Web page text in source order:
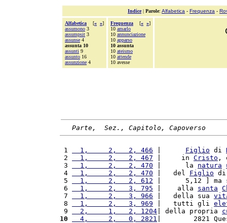
Indice| Parole: Alfabetica - Frequenza -
Alfabetica [« »]
assumono 3
assumpsit 3
assunse 4
assunta 10
assunti 9
assunto 16
assunzione 4
Frequenza [« »]
10 amarlo
10 annunciazione
10 apparso
10 assunta
10 ateismo
10 attende
10 avesse
Parte,  Sez., Capitolo, Capoverso
1
  1,     2,   2, 466
Figlio di
2
  1,     2,   2, 467
|     in Cristo ,
3
  1,     2,   2, 470
|      la natura
4
  1,     2,   2, 470
|   del Figlio
5
  1,     2,   2, 612
|      5,12 ] ma
6
  1,     2,   3, 795
|    alla santa
7
  1,     2,   3, 966
|   della sua
8
  1,     2,   3, 969
|   tutti gli
9
  2,     1,   2, 1204
| della propria
10
  4,     2,   0, 2821
|        2821